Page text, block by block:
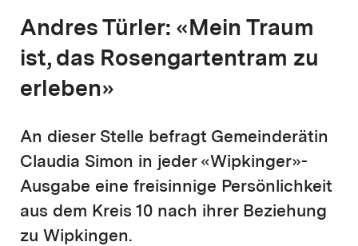
Andres Türler: «Mein Traum
ist, das Rosengartentram zu
erleben»
An dieser Stelle befragt Gemeinderätin
Claudia Simon in jeder «Wipkinger»-
Ausgabe eine freisinnige Persönlichkeit
aus dem Kreis 10 nach ihrer Beziehung
zu Wipkingen.